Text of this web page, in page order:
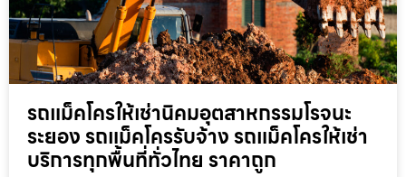
รถแม็คโครให้เช่านิคมอุตสาหกรรมโรจนะ
ระยอง รถแม็คโครรับจ้าง รถแม็คโครให้เช่า
บริการทุกพื้นที่ทั่วไทย ราคาถูก